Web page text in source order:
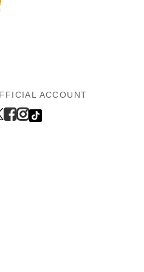
ACCOUNT